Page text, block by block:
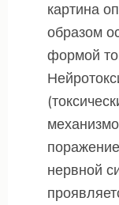
картина
образом
формой
нервной